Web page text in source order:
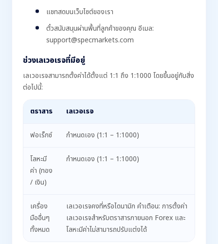
แชทสดบนเว็บไซต์ของเรา
ตั๋วสนับสนุนผ่านพื้นที่ลูกค้าของคุณ อีเมล:
support@specmarkets.com
ช่วงเลเวอเรจที่มีอยู่
เลเวอเรจสามารถตั้งค่าได้ตั้งแต่ 1:1 ถึง 1:1000 โดยขึ้นอยู่กับสิ่ง
ต่อไปนี้:
ตราสาร เลเวอเรจ
ฟอเร็กซ์ กำหนดเอง (1:1 – 1:1000)
โลหะมี
ค่า (ทอง
/ เงิน)
กำหนดเอง (1:1 – 1:1000)
เครื่อง
มืออื่นๆ
ทั้งหมด
เลเวอเรจคงที่หรือไดนามิก คำเตือน: การตั้งค่า
เลเวอเรจสำหรับตราสารภายนอก Forex และ
โลหะมีค่าไม่สามารถปรับแต่งได้